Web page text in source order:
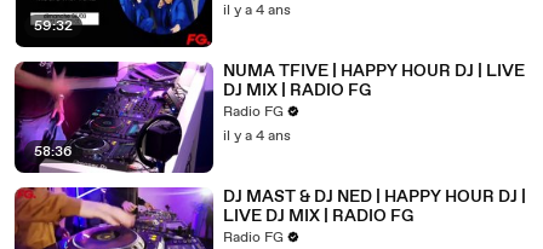
59:32
il y a 4 ans
58:36
NUMA TFIVE | HAPPY HOUR DJ | LIVE
DJ MIX | RADIO FG
Radio FG
il y a 4 ans
DJ MAST & DJ NED | HAPPY HOUR DJ |
LIVE DJ MIX | RADIO FG
Radio FG